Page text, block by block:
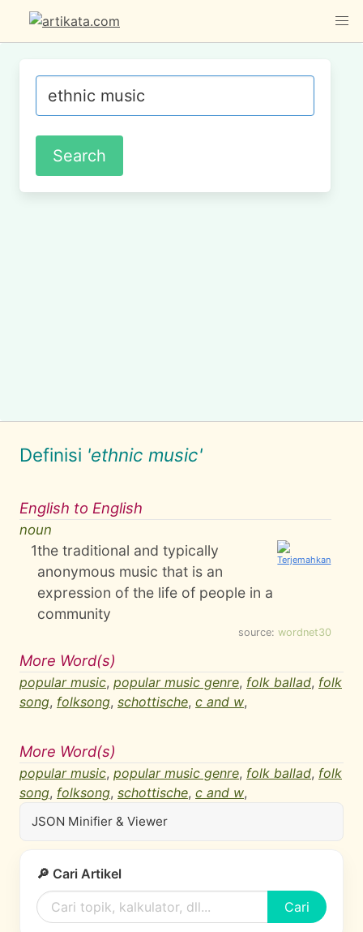
Definisi 'ethnic music'
English to English
noun
1the traditional and typically
anonymous music that is an
expression of the life of people in a
community
source: wordnet30
More Word(s)
popular music, popular music genre, folk ballad, folk
song, folksong, schottische, c and w,
More Word(s)
popular music, popular music genre, folk ballad, folk
song, folksong, schottische, c and w,
JSON Minifier & Viewer
🔎 Cari Artikel
Cari